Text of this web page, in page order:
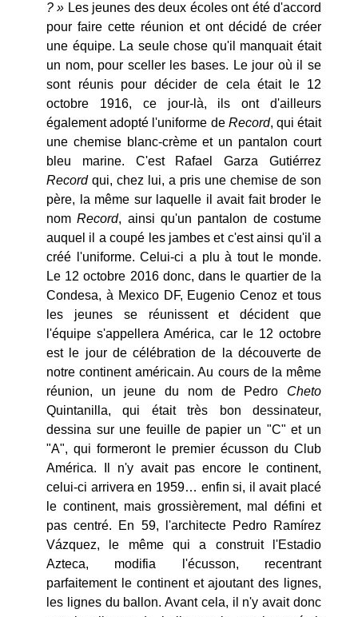
? » Les jeunes des deux écoles ont été d'accord
pour faire cette réunion et ont décidé de créer
une équipe. La seule chose qu'il manquait était
un nom, pour sceller les bases. Le jour où il se
sont réunis pour décider de cela était le 12
octobre 1916, ce jour-là, ils ont d'ailleurs
également adopté l'uniforme de Record, qui était
une chemise blanc-crème et un pantalon court
bleu marine. C'est Rafael Garza Gutiérrez
Recordqui, chez lui, a pris une chemise de son
père, la même sur laquelle il avait fait broder le
nomRecord, ainsi qu'un pantalon de costume
auquel il a coupé les jambes et c'est ainsi qu'il a
créé l'uniforme. Celui-ci a plu à tout le monde.
Le 12 octobre 2016 donc, dans le quartier de la
Condesa, à Mexico DF, Eugenio Cenoz et tous
les jeunes se réunissent et décident que
l'équipe s'appellera América, car le 12 octobre
est le jour de célébration de la découverte de
notre continent américain. Au cours de la même
réunion, un jeune du nom de Pedro Cheto
Quintanilla, qui était très bon dessinateur,
dessina sur une feuille de papier un "C" et un
"A", qui formeront le premier écusson du Club
América. Il n'y avait pas encore le continent,
celui-ci arrivera en 1959… enfin si, il avait placé
le continent, mais grossièrement, mal défini et
pas centré. En 59, l'architecte Pedro Ramírez
Vázquez, le même qui a construit l'Estadio
Azteca, modifia l'écusson, recentrant
parfaitement le continent et ajoutant des lignes,
les lignes du ballon. Avant cela, il n'y avait donc